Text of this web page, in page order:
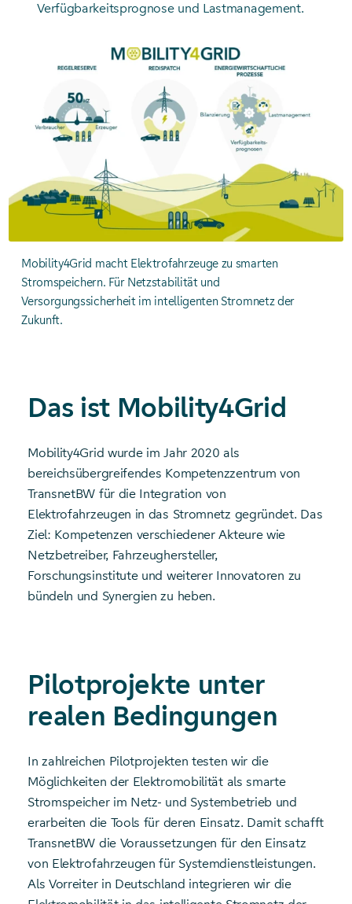
Verfügbarkeitsprognose und Lastmanagement.
Mobility4Grid macht Elektrofahrzeuge zu smarten
Stromspeichern. Für Netzstabilität und
Versorgungssicherheit im intelligenten Stromnetz der
Zukunft.
Das ist Mobility4Grid
Mobility4Grid wurde im Jahr 2020 als
bereichsübergreifendes Kompetenzzentrum von
TransnetBW für die Integration von
Elektrofahrzeugen in das Stromnetz gegründet. Das
Ziel: Kompetenzen verschiedener Akteure wie
Netzbetreiber, Fahrzeughersteller,
Forschungsinstitute und weiterer Innovatoren zu
bündeln und Synergien zu heben.
Pilotprojekte unter
realen Bedingungen
In zahlreichen Pilotprojekten testen wir die
Möglichkeiten der Elektromobilität als smarte
Stromspeicher im Netz- und Systembetrieb und
erarbeiten die Tools für deren Einsatz. Damit schafft
TransnetBW die Voraussetzungen für den Einsatz
von Elektrofahrzeugen für Systemdienstleistungen.
Als Vorreiter in Deutschland integrieren wir die